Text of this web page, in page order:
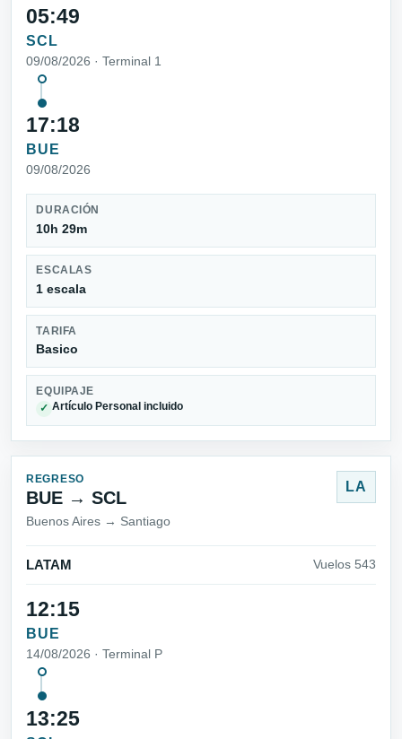
05:49
SCL
09/08/2026 · Terminal 1
17:18
BUE
09/08/2026
DURACIÓN
10h 29m
ESCALAS
1 escala
TARIFA
Basico
EQUIPAJE
✓ Artículo Personal incluido
REGRESO
BUE → SCL
Buenos Aires → Santiago
LA
LATAM Vuelos 543
12:15
BUE
14/08/2026 · Terminal P
13:25